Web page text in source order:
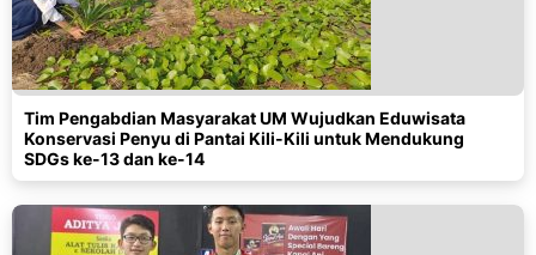
Tim Pengabdian Masyarakat UM Wujudkan Eduwisata
Konservasi Penyu di Pantai Kili-Kili untuk Mendukung
SDGs ke-13 dan ke-14